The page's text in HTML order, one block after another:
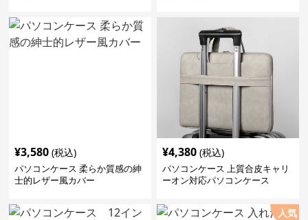
¥3,580 (税込)
パソコンケース 柔らか質感の紳
士的レザー風カバー
¥4,380 (税込)
パソコンケース 上質合皮キャリ
ーオン対応パソコンケース
人気